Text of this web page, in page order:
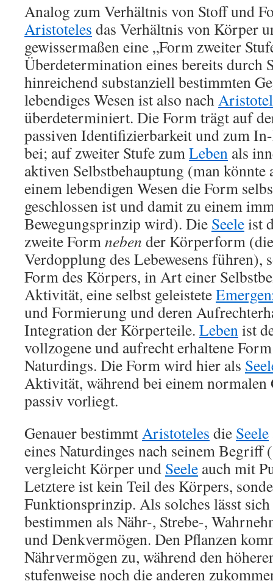
Analog zum Verhältnis von Stoff und
Aristoteles das Verhältnis von Körper
gewissermaßen eine „Form zweiter
Überdetermination eines bereits durch
hinreichend substanziell bestimmten
lebendiges Wesen ist also nach
überdeterminiert. Die Form trägt auf
passiven Identifizierbarkeit und zum
bei; auf zweiter Stufe zumLeben als
aktiven Selbstbehauptung (man könnte
einem lebendigen Wesen die Form
geschlossen ist und damit zu einem
Bewegungsprinzip wird). Die Seeleist
zweite Formneben der Körperform
Verdopplung des Lebewesens führen),
Form des Körpers, in Art einer
Aktivität, eine selbst geleistete
und Formierung und deren
Integration der Körperteile. Lebenist
vollzogene und aufrecht erhaltene
Naturdings. Die Form wird hier als
Aktivität, während bei einem normalen
passiv vorliegt.
Genauer bestimmtAristoteles die Seele
eines Naturdinges nach seinem Begriff (
vergleicht Körper und Seele auch mit
Letztere ist kein Teil des Körpers,
Funktionsprinzip. Als solches lässt
bestimmen als Nähr-, Strebe-,
und Denkvermögen. Den Pflanzen
Nährvermögen zu, während den
stufenweise noch die anderen